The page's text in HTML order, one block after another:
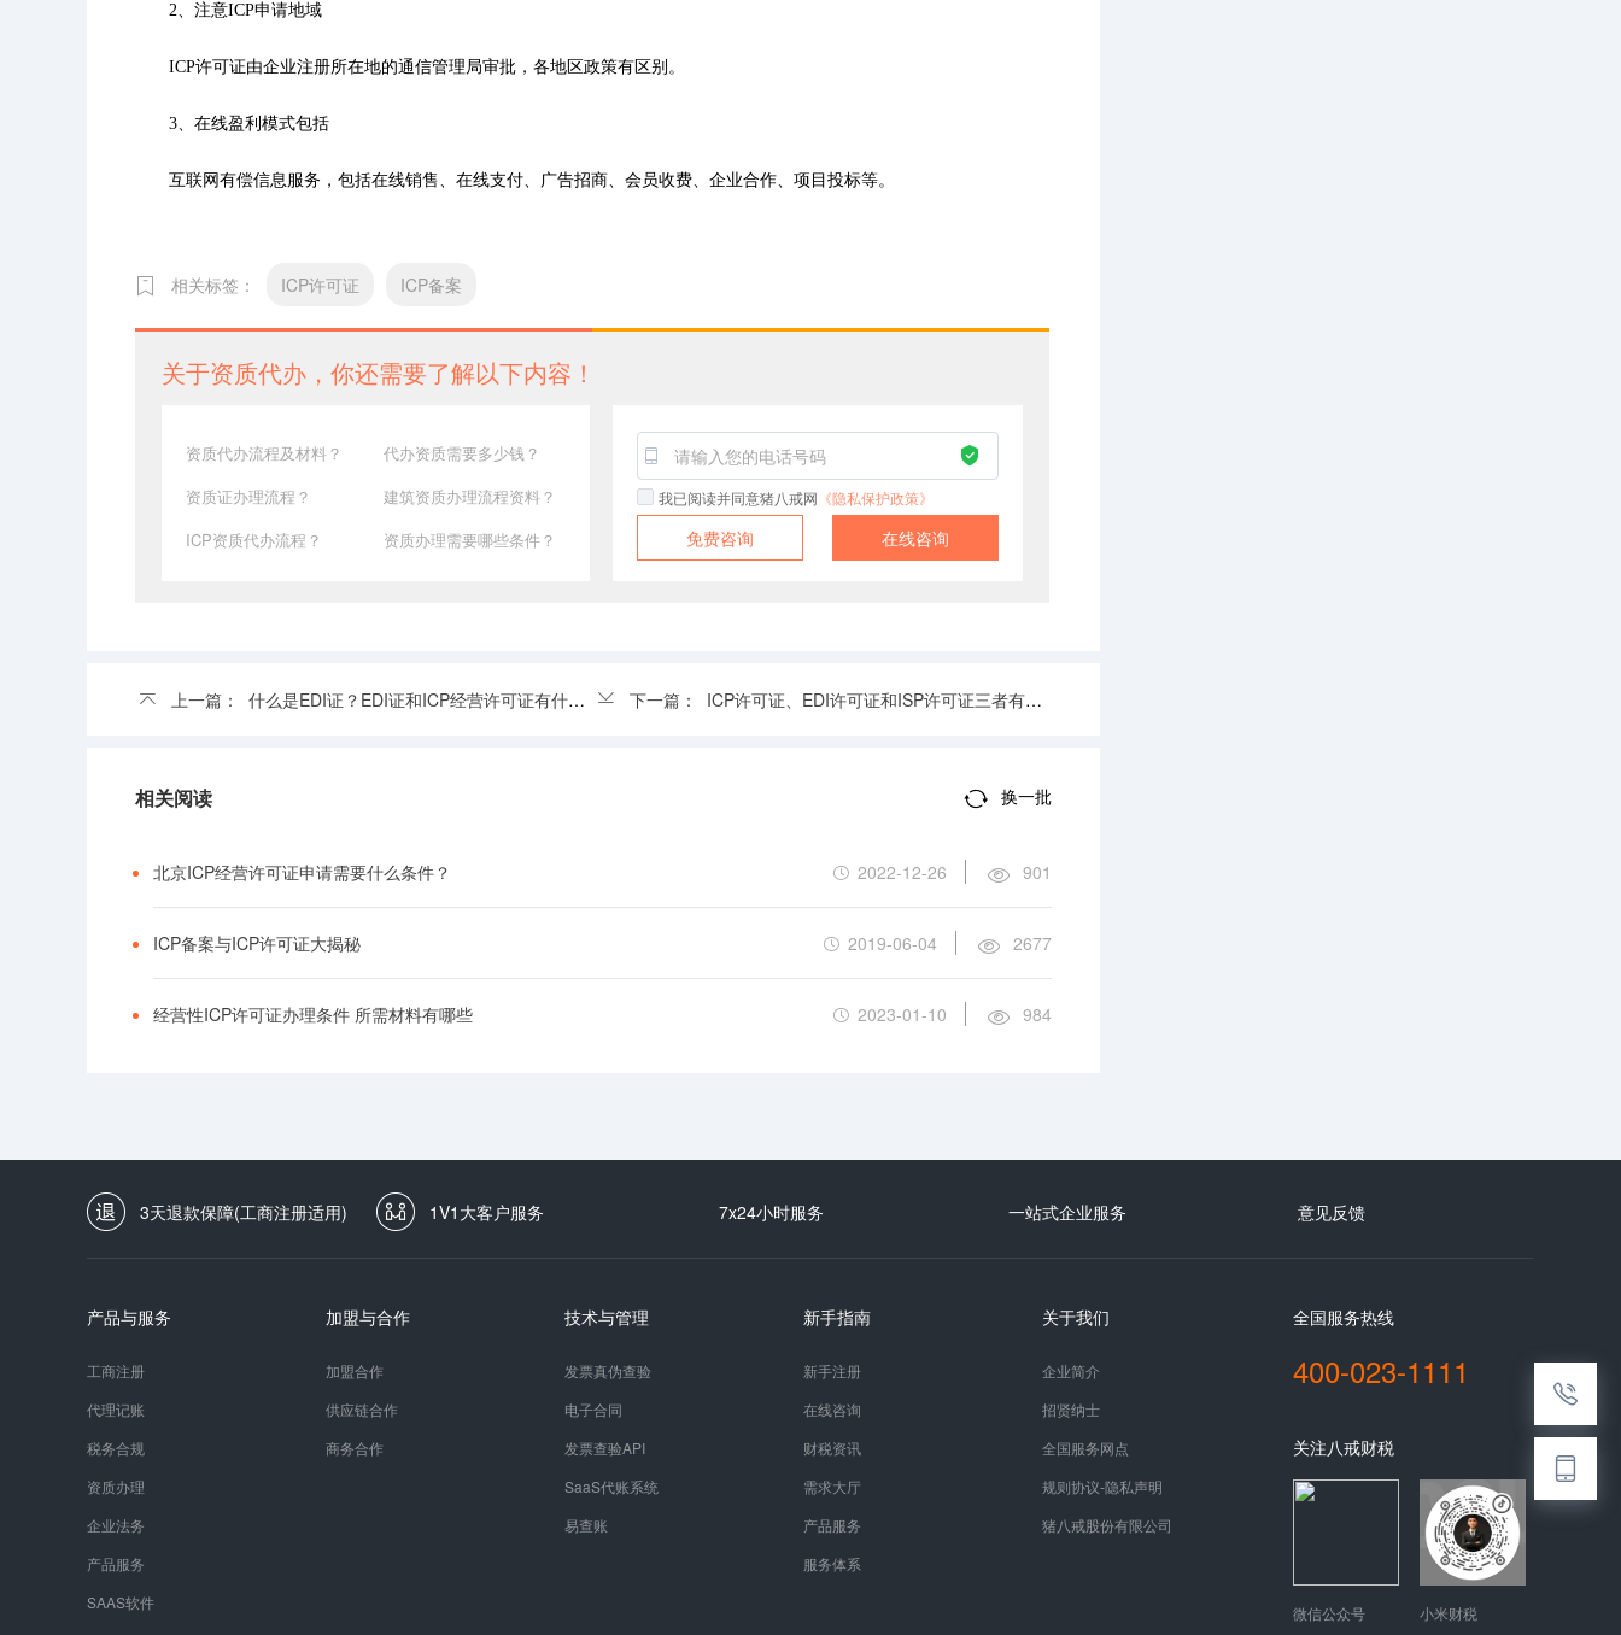
2、注意ICP申请地域
ICP许可证由企业注册所在地的通信管理局审批，各地区政策有区别。
3、在线盈利模式包括
互联网有偿信息服务，包括在线销售、在线支付、广告招商、会员收费、企业合作、项目投标等。
相关标签： ICP许可证 ICP备案
关于资质代办，你还需要了解以下内容！
资质代办流程及材料？
代办资质需要多少钱？
资质证办理流程？
建筑资质办理流程资料？
ICP资质代办流程？
资质办理需要哪些条件？
我已阅读并同意猪八戒网 《隐私保护政策》
免费咨询 在线咨询
上一篇： 什么是EDI证？EDI证和ICP经营许可证有什么区别 下一篇： ICP许可证、EDI许可证和ISP许可证三者有什么区别
相关阅读 换一批
北京ICP经营许可证申请需要什么条件？ 2022-12-26 901
ICP备案与ICP许可证大揭秘 2019-06-04 2677
经营性ICP许可证办理条件 所需材料有哪些 2023-01-10 984
3天退款保障(工商注册适用) 1V1大客户服务 7x24小时服务 一站式企业服务 意见反馈
产品与服务
工商注册
代理记账
税务合规
资质办理
企业法务
产品服务
SAAS软件
加盟与合作
加盟合作
供应链合作
商务合作
技术与管理
发票真伪查验
电子合同
发票查验API
SaaS代账系统
易查账
新手指南
新手注册
在线咨询
财税资讯
需求大厅
产品服务
服务体系
关于我们
企业简介
招贤纳士
全国服务网点
规则协议-隐私声明
猪八戒股份有限公司
全国服务热线
400-023-1111
关注八戒财税
微信公众号 小米财税